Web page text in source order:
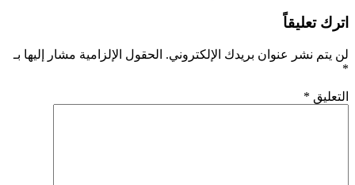
اترك تعليقاً
لن يتم نشر عنوان بريدك الإلكتروني. الحقول الإلزامية مشار إليها بـ
*
التعليق *